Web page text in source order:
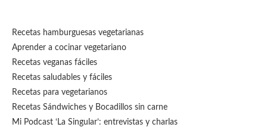
Recetas hamburguesas vegetarianas
Aprender a cocinar vegetariano
Recetas veganas fáciles
Recetas saludables y fáciles
Recetas para vegetarianos
Recetas Sándwiches y Bocadillos sin carne
Mi Podcast ‘La Singular’: entrevistas y charlas